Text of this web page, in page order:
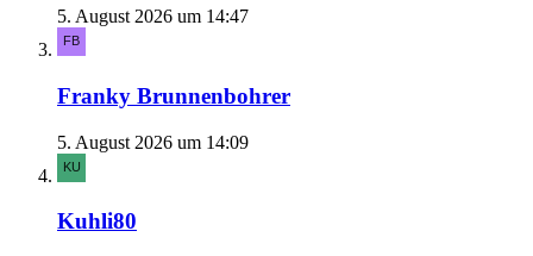
5. August 2026 um 14:47
Franky Brunnenbohrer
5. August 2026 um 14:09
Kuhli80